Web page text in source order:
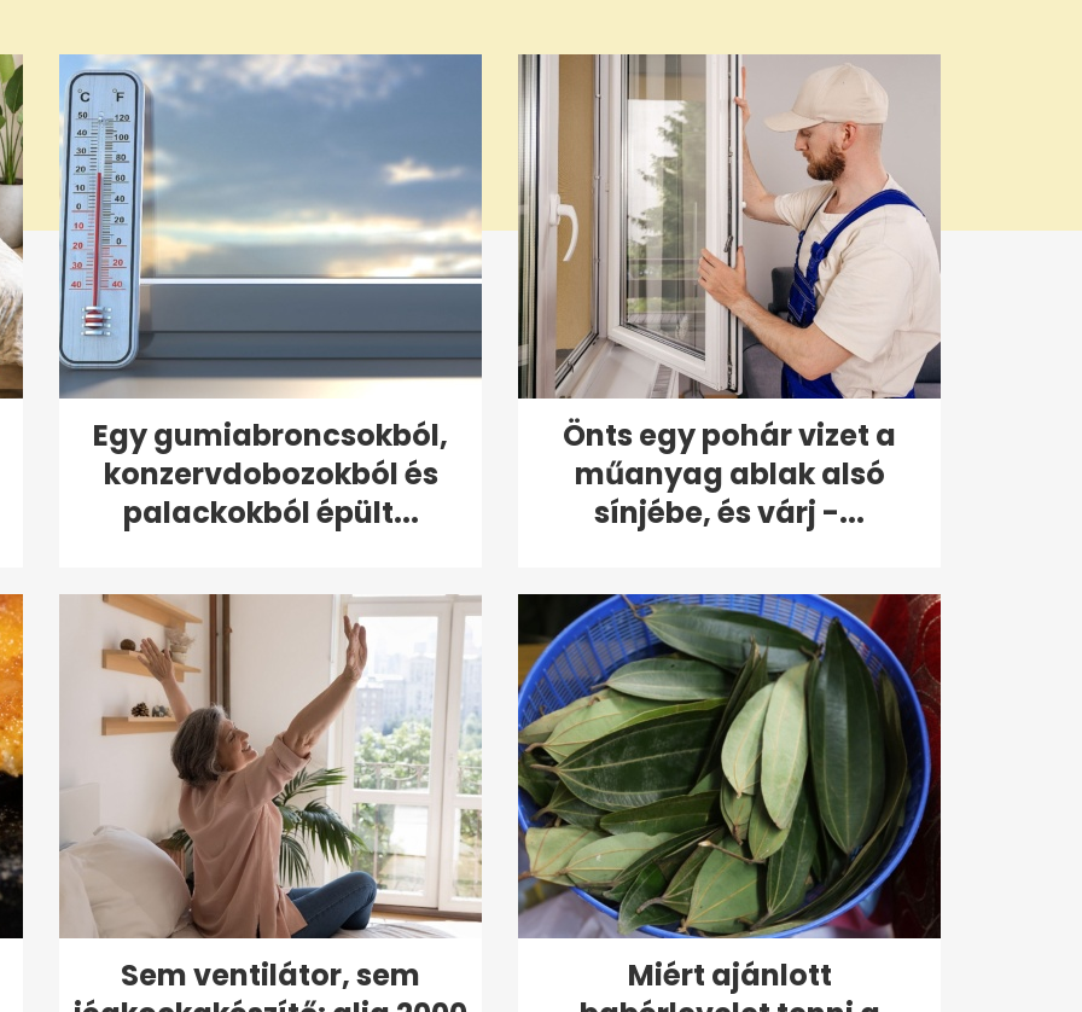
Egy gumiabroncsokból,
konzervdobozokból és
palackokból épült...
Önts egy pohár vizet a
műanyag ablak alsó
sínjébe, és várj -...
Sem ventilátor, sem
Miért ajánlott